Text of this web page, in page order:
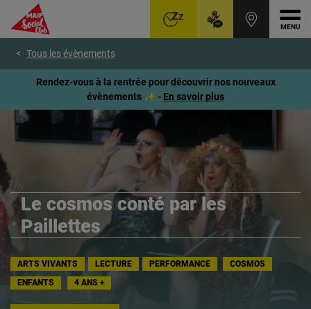
contenu
page
Tous les évènements
Rendez-vous à la rentrée pour découvrir nos nouveaux
évènements ✨ - En savoir plus
Le cosmos conté par les
Paillettes
ARTS VIVANTS LECTURE PERFORMANCE
COSMOS
ENFANTS
4 ANS +